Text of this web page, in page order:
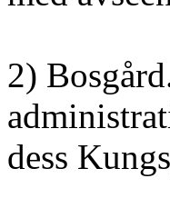
2)
dess